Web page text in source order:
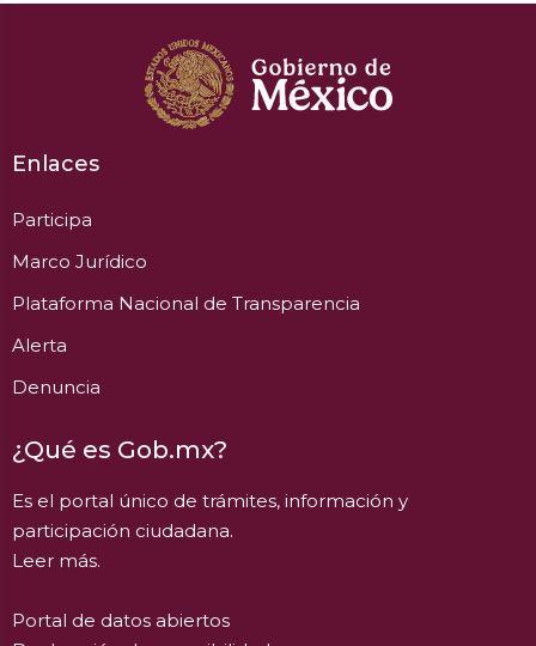
Enlaces
Participa
Marco Jurídico
Plataforma Nacional de Transparencia
Alerta
Denuncia
¿Qué es Gob.mx?
Es el portal único de trámites, información y
participación ciudadana.
Leer más.
Portal de datos abiertos